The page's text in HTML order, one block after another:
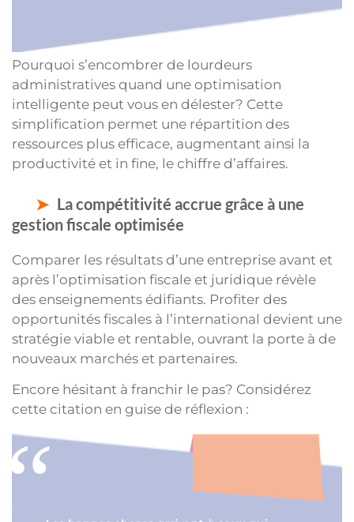
Pourquoi s’encombrer de lourdeurs
administratives quand une optimisation
intelligente peut vous en délester? Cette
simplification permet une répartition des
ressources plus efficace, augmentant ainsi la
productivité et in fine, le chiffre d’affaires.
La compétitivité accrue grâce à une
gestion fiscale optimisée
Comparer les résultats d’une entreprise avant et
après l’optimisation fiscale et juridique révèle
des enseignements édifiants. Profiter des
opportunités fiscales à l’international devient une
stratégie viable et rentable, ouvrant la porte à de
nouveaux marchés et partenaires.
Encore hésitant à franchir le pas? Considérez
cette citation en guise de réflexion :